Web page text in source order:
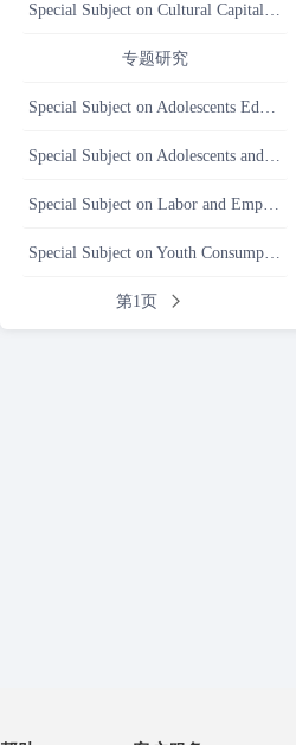
Special Subject on Cultural Capital in the Chinese Context
专题研究
Special Subject on Adolescents Education
Special Subject on Adolescents and Internet
Special Subject on Labor and Employment in the Digital Age
Special Subject on Youth Consumption Phenomena and Explanations
第1页